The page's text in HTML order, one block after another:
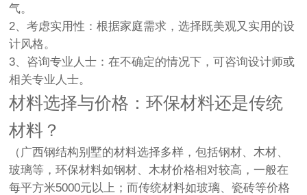
气。
2、考虑实用性：根据家庭需求，选择既美观又实用的设
计风格。
3、咨询专业人士：在不确定的情况下，可咨询设计师或
相关专业人士。
材料选择与价格：环保材料还是传统
材料？
（广西钢结构别墅的材料选择多样，包括钢材、木材、
玻璃等，环保材料如钢材、木材价格相对较高，一般在
每平方米5000元以上；而传统材料如玻璃、瓷砖等价格